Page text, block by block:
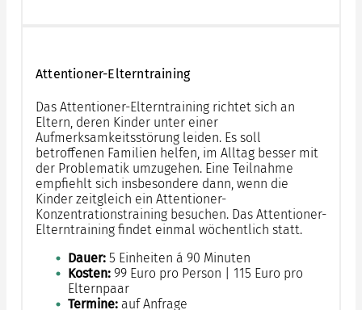
Attentioner-Elterntraining
Das Attentioner-Elterntraining richtet sich an
Eltern, deren Kinder unter einer
Aufmerksamkeitsstörung leiden. Es soll
betroffenen Familien helfen, im Alltag besser mit
der Problematik umzugehen. Eine Teilnahme
empfiehlt sich insbesondere dann, wenn die
Kinder zeitgleich ein Attentioner-
Konzentrationstraining besuchen. Das Attentioner-
Elterntraining findet einmal wöchentlich statt.
Dauer: 5 Einheiten á 90 Minuten
Kosten: 99 Euro pro Person | 115 Euro pro
Elternpaar
Termine: auf Anfrage